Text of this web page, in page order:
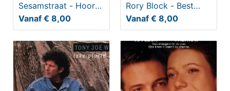
Sesamstraat - Hoor
Wie Klopt daar
Kinderen.
Vanaf € 8,00
Rory Block - Best
Blues and Originals.
Vanaf € 8,00